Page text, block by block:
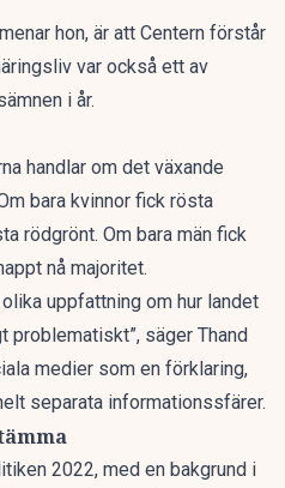
hon, är att Centern förstår
var också ett av
i år.
handlar om det växande
bara kvinnor fick rösta
rödgrönt. Om bara män fick
nå majoritet.
uppfattning om hur landet
problematiskt”, säger Thand
medier som en förklaring,
separata informationssfärer.
2022, med en bakgrund i